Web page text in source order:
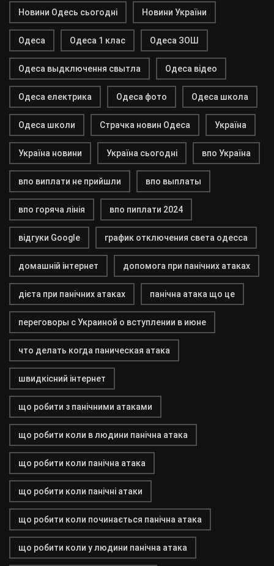
Новини Одесь сьогодні Новини України
Одеса Одеса 1 клас Одеса ЗОШ
Одеса выдключення свытла Одеса відео
Одеса електрика Одеса фото Одеса школа
Одеса школи Страчка новин Одеса Україна
Україна новини Україна сьогодні впо Україна
впо виплати не прийшли впо выплаты
впо горяча лінія впо пиплати 2024
відгуки Google график отключения света одесса
домашній інтернет допомога при панічних атаках
дієта при панічних атаках панічна атака що це
переговоры с Украиной о вступлении в июне
что делать когда паническая атака
швидкісний інтернет
що робити з панічними атаками
що робити коли в людини панічна атака
що робити коли панічна атака
що робити коли панічні атаки
що робити коли починається панічна атака
що робити коли у людини панічна атака